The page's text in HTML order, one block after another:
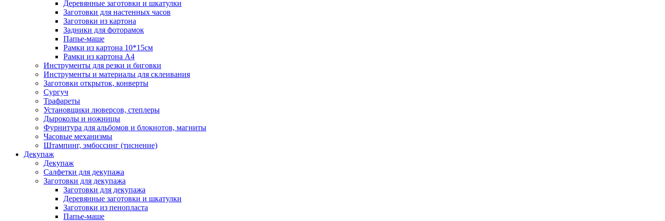
Деревянные заготовки и шкатулки
Заготовки для настенных часов
Заготовки из картона
Задники для фоторамок
Папье-маше
Рамки из картона 10*15см
Рамки из картона А4
Инструменты для резки и биговки
Инструменты и материалы для склеивания
Заготовки открыток, конверты
Сургуч
Трафареты
Установщики люверсов, степлеры
Дыроколы и ножницы
Фурнитура для альбомов и блокнотов, магниты
Часовые механизмы
Штампинг, эмбоссинг (тиснение)
Декупаж
Декупаж
Салфетки для декупажа
Заготовки для декупажа
Заготовки для декупажа
Деревянные заготовки и шкатулки
Заготовки из пенопласта
Папье-маше